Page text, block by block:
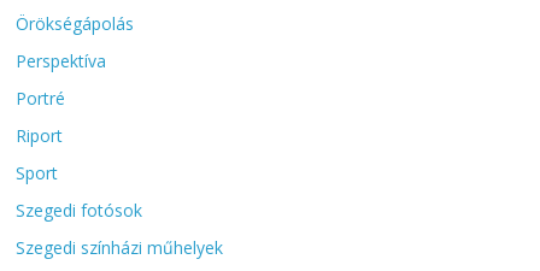
Örökségápolás
Perspektíva
Portré
Riport
Sport
Szegedi fotósok
Szegedi színházi műhelyek